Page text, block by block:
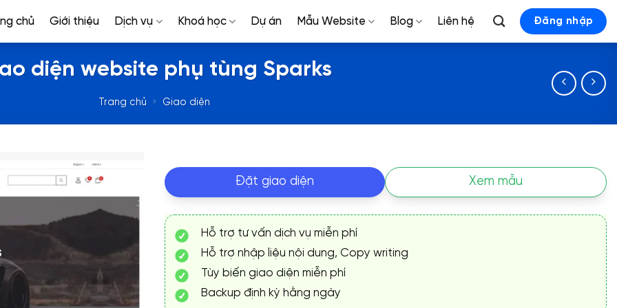
chủ Giới thiệu Dịch vụ Khoá học Dự án Mẫu Website Blog Liên hệ Đăng nhập
diện website phụ tùng Sparks
Trang chủ » Giao diện
Đặt giao diện Xem mẫu
Hỗ trợ tư vấn dịch vụ miễn phí
Hỗ trợ nhập liệu nội dung, Copy writing
Tùy biến giao diện miễn phí
Backup định kỳ hằng ngày